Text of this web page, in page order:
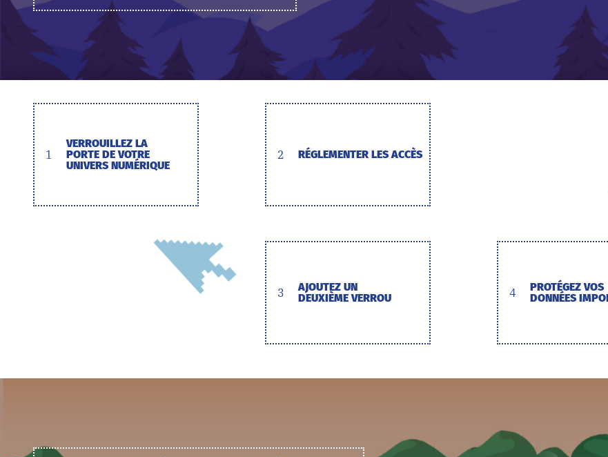
1
VERROUILLEZ LA
PORTE DE VOTRE
UNIVERS NUMÉRIQUE
2 RÉGLEMENTER LES ACCÈS
3
AJOUTEZ UN
DEUXIÈME VERROU
4
PROTÉGEZ VOS
DONNÉES